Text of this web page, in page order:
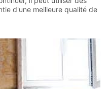
d'une meilleure qualité de